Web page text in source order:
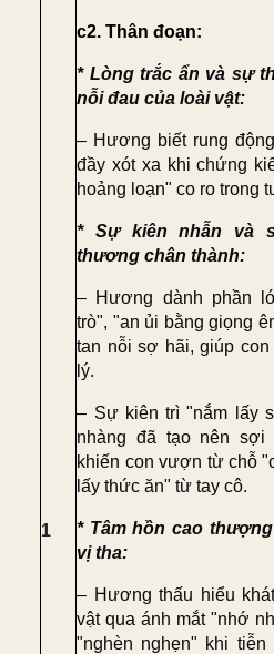
1
c2. Thân đoạn:
* Lòng trắc ẩn và sự
nỗi đau của loài vật:
– Hương biết rung
đầy xót xa khi chứng
hoảng loạn" co ro trong
* Sự kiên nhẫn và
thương chân thành:
– Hương dành phần
trò", "an ủi bằng giọng
tan nỗi sợ hãi, giúp
lý.
– Sự kiên trì "nắm lấy
nhàng đã tạo nên sợi
khiến con vượn từ chỗ
lấy thức ăn" từ tay cô.
* Tâm hồn cao
vị tha:
– Hương thấu hiểu
vật qua ánh mắt "nhớ
"nghèn nghẹn" khi